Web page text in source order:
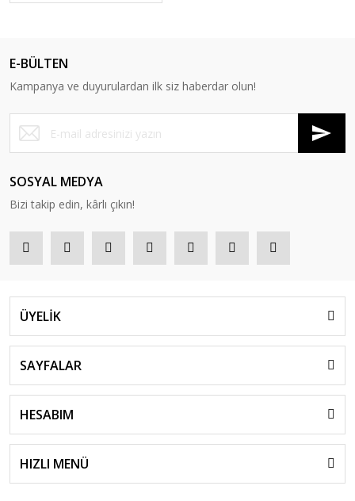
E-BÜLTEN
Kampanya ve duyurulardan ilk siz haberdar olun!
SOSYAL MEDYA
Bizi takip edin, kârlı çıkın!
ÜYELİK
SAYFALAR
HESABIM
HIZLI MENÜ